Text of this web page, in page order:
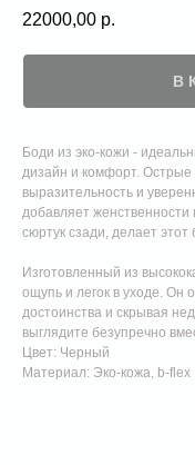
22000,00 р.
В
Боди из эко-кожи -
дизайн и комфорт.
выразительность и
добавляет
сюртук сзади, делает
Изготовленный из
ощупь и легок в уходе. Он
достоинства и скрывая
выглядите безупречно
Цвет: Черный
Материал: Эко-кожа, b-flex